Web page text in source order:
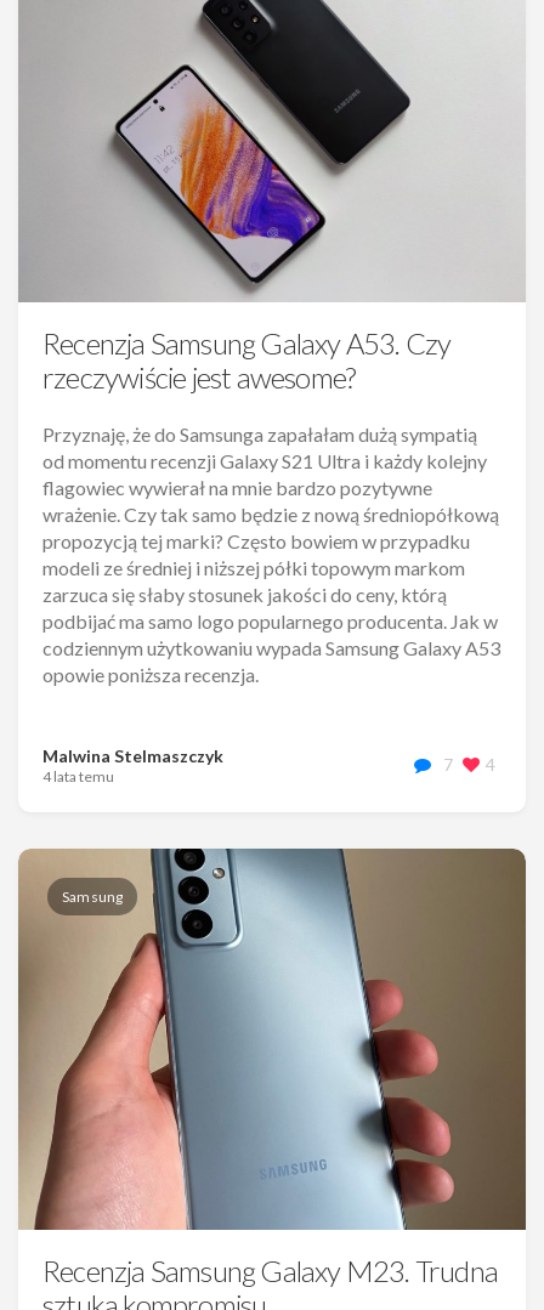
Recenzja Samsung Galaxy A53. Czy
rzeczywiście jest awesome?
Przyznaję, że do Samsunga zapałałam dużą sympatią
od momentu recenzji Galaxy S21 Ultra i każdy kolejny
flagowiec wywierał na mnie bardzo pozytywne
wrażenie. Czy tak samo będzie z nową średniopółkową
propozycją tej marki? Często bowiem w przypadku
modeli ze średniej i niższej półki topowym markom
zarzuca się słaby stosunek jakości do ceny, którą
podbijać ma samo logo popularnego producenta. Jak w
codziennym użytkowaniu wypada Samsung Galaxy A53
opowie poniższa recenzja.
Malwina Stelmaszczyk
4 lata temu
7 4
Samsung
Recenzja Samsung Galaxy M23. Trudna